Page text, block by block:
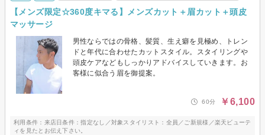
【メンズ限定☆360度キマる】メンズカット＋眉カット＋頭皮
マッサージ
男性ならではの骨格、髪質、生え癖を見極め、トレン
ドと年代に合わせたカットスタイル。スタイリングや
頭皮ケアなどもしっかりアドバイスしていきます。お
客様に似合う眉を御提案。
60分 ￥6,100
利用条件：来店日条件：指定なし／対象スタイリスト：全員／ご新規様／楽天ビューテ
ィを見たとお伝え下さい。